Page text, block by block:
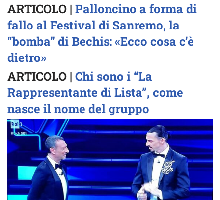
ARTICOLO | Palloncino a forma di
fallo al Festival di Sanremo, la
“bomba” di Bechis: «Ecco cosa c’è
dietro»
ARTICOLO | Chi sono i “La
Rappresentante di Lista”, come
nasce il nome del gruppo